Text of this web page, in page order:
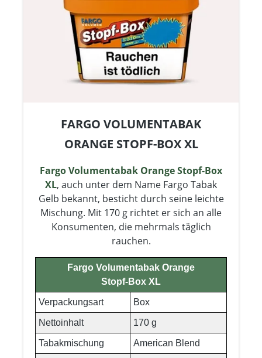
FARGO VOLUMENTABAK
ORANGE STOPF-BOX XL
Fargo Volumentabak Orange Stopf-Box
XL, auch unter dem Name Fargo Tabak
Gelb bekannt, besticht durch seine leichte
Mischung. Mit 170 g richtet er sich an alle
Konsumenten, die mehrmals täglich
rauchen.
Fargo Volumentabak Orange
Stopf-Box XL
Verpackungsart Box
Nettoinhalt 170 g
Tabakmischung American Blend